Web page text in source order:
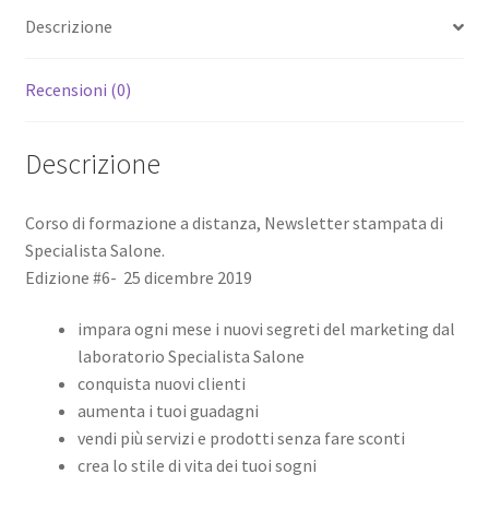
2019
Descrizione
Recensioni (0)
Descrizione
Corso di formazione a distanza, Newsletter stampata di
Specialista Salone.
Edizione #6- 25 dicembre 2019
impara ogni mese i nuovi segreti del marketing dal
laboratorio Specialista Salone
conquista nuovi clienti
aumenta i tuoi guadagni
vendi più servizi e prodotti senza fare sconti
crea lo stile di vita dei tuoi sogni